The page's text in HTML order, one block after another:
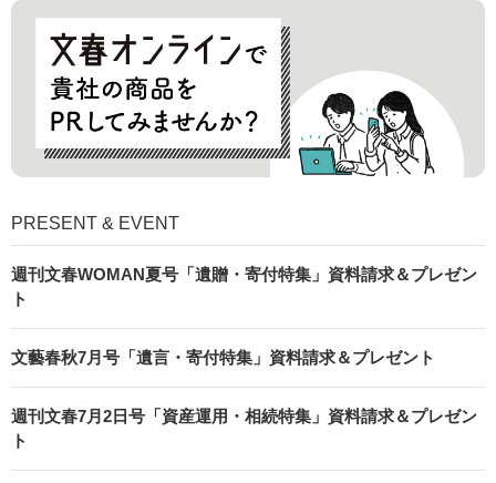
PRESENT & EVENT
週刊文春WOMAN夏号「遺贈・寄付特集」資料請求＆プレゼン
ト
文藝春秋7月号「遺言・寄付特集」資料請求＆プレゼント
週刊文春7月2日号「資産運用・相続特集」資料請求＆プレゼン
ト